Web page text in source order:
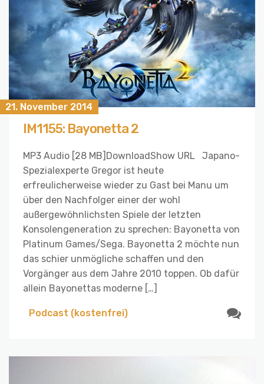
21. November 2014
IM1155: Bayonetta 2
MP3 Audio [28 MB]DownloadShow URL Japano-
Spezialexperte Gregor ist heute
erfreulicherweise wieder zu Gast bei Manu um
über den Nachfolger einer der wohl
außergewöhnlichsten Spiele der letzten
Konsolengeneration zu sprechen: Bayonetta von
Platinum Games/Sega. Bayonetta 2 möchte nun
das schier unmögliche schaffen und den
Vorgänger aus dem Jahre 2010 toppen. Ob dafür
allein Bayonettas moderne […]
Podcast (kostenfrei)